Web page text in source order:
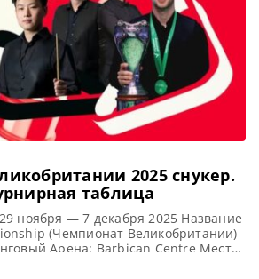
2025 cнукер.
таблица
ноября — 7 декабря 2025 Название
(Чемпионат Великобритании)
Арена: Barbican Centre Место